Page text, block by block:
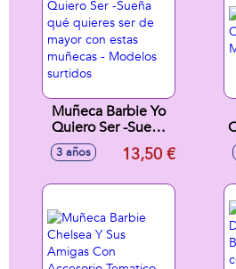
Muñeca Barbie Yo
Quiero Ser -Sueña
qué quieres ser de
mayor con estas
3 años 13,50 €